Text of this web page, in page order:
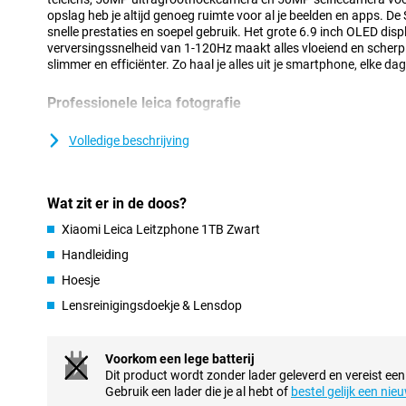
opslag heb je altijd genoeg ruimte voor al je beelden en apps.
snelle prestaties en soepel gebruik. Het grote 6.9 inch OLED
verversingssnelheid van 1-120Hz maakt alles vloeiend en
slimmer en efficiënter. Zo haal je alles uit je smartphone, elke
Professionele leica fotografie
hoofdcamera met grote 1 inch sensor zorgt voor veel lichtinval
zoals jij het ziet.
Je haalt alles uit je fotografie met de uitgebreide
1TB Zwart. Kies tussen Leica Authentic Look en Leica Vibrant
ProFocus en Lightning Burst leg je bewegende onderwerpen
Dolby Vision voor indrukwekkende video’s. Ook gebruik je modi
details en pas je achteraf eenvoudig belichting en kleuren aan. Zo
perfect aansluiten bij jouw creatieve wensen.
Volledige beschrijving
Wat zit er in de doos?
Xiaomi Leica Leitzphone 1TB Zwart
Handleiding
Hoesje
Lensreinigingsdoekje & Lensdop
Voorkom een lege batterij
Dit product wordt zonder lader geleverd en vereist
Gebruik een lader die je al hebt of bestel gelijk een